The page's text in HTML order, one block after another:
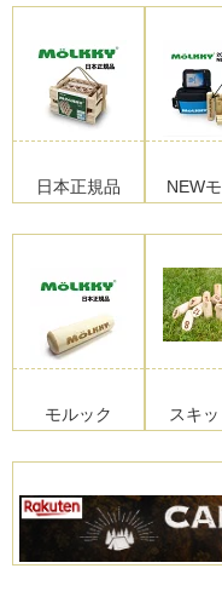
日本正規品 NEW
モルック スキ